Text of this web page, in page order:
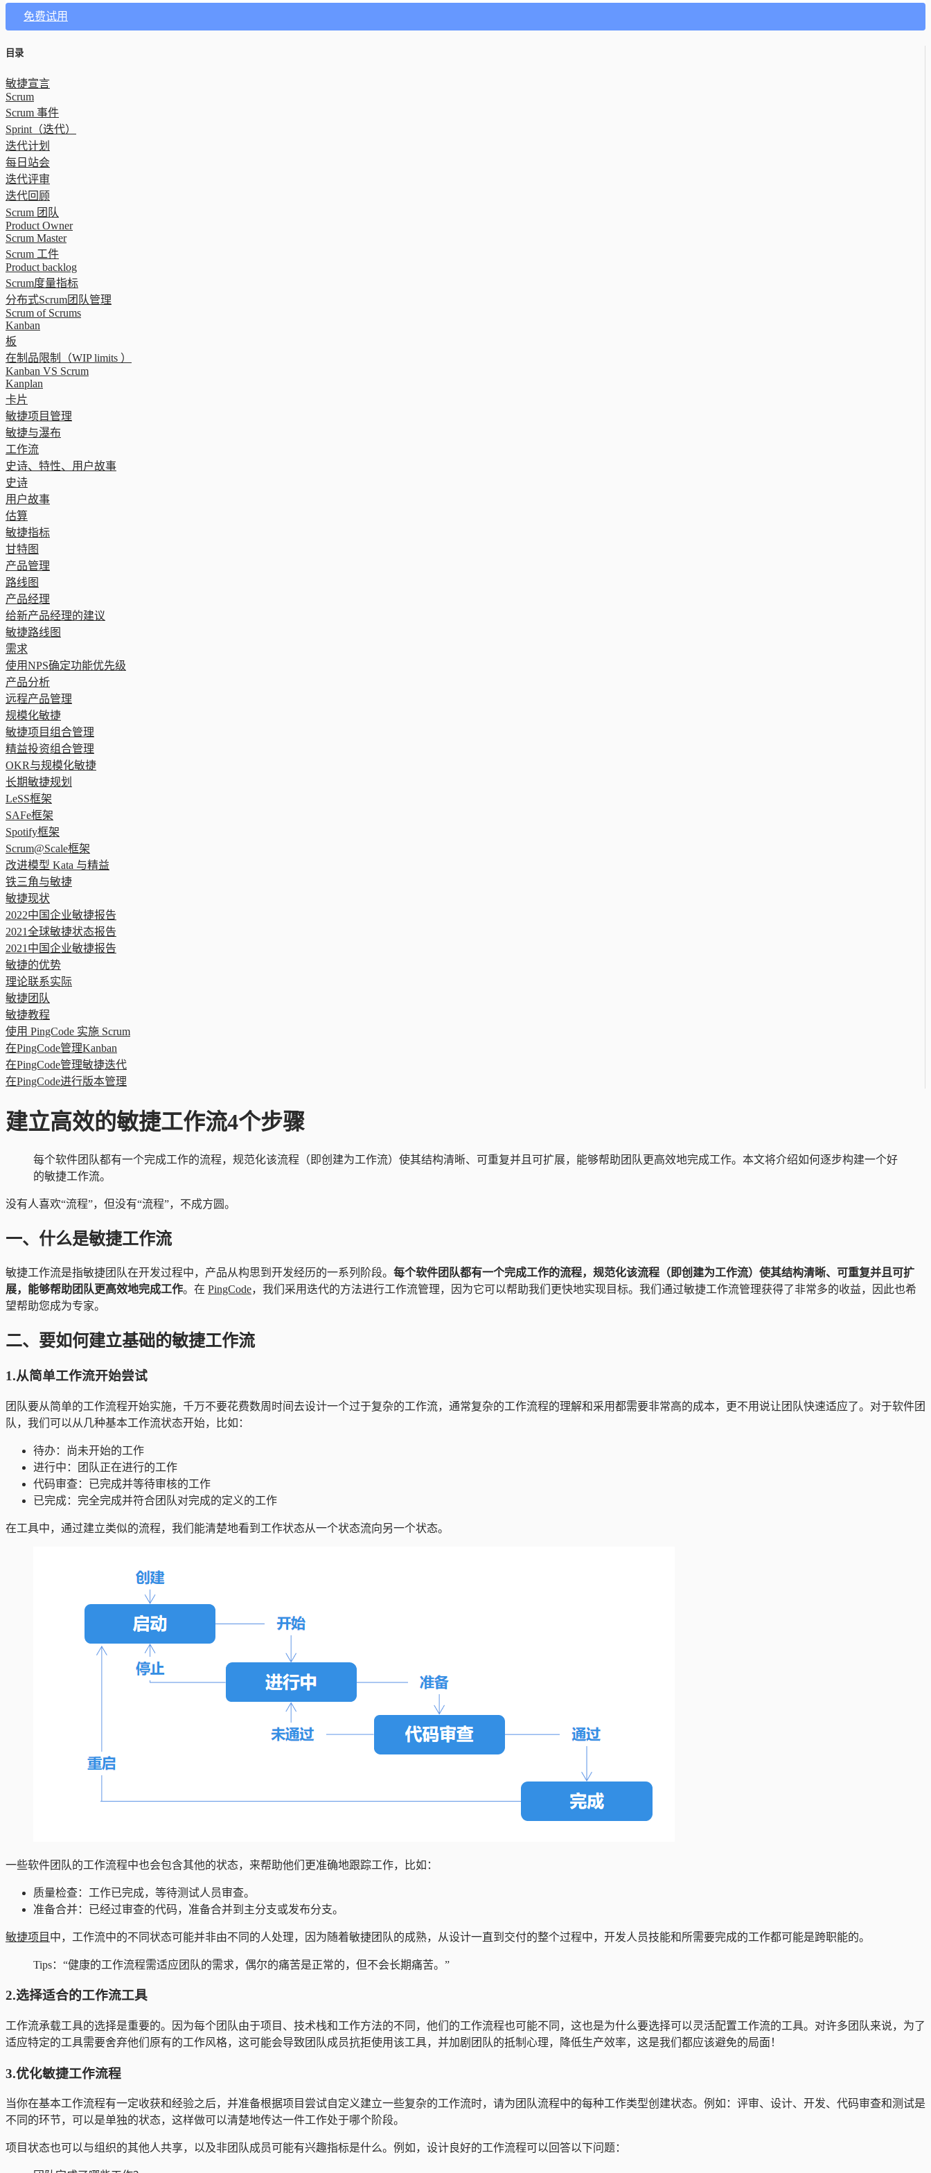
免费试用
目录
敏捷宣言
Scrum
Scrum 事件
Sprint（迭代）
迭代计划
每日站会
迭代评审
迭代回顾
Scrum 团队
Product Owner
Scrum Master
Scrum 工件
Product backlog
Scrum度量指标
分布式Scrum团队管理
Scrum of Scrums
Kanban
板
在制品限制（WIP limits ）
Kanban VS Scrum
Kanplan
卡片
敏捷项目管理
敏捷与瀑布
工作流
史诗、特性、用户故事
史诗
用户故事
估算
敏捷指标
甘特图
产品管理
路线图
产品经理
给新产品经理的建议
敏捷路线图
需求
使用NPS确定功能优先级
产品分析
远程产品管理
规模化敏捷
敏捷项目组合管理
精益投资组合管理
OKR与规模化敏捷
长期敏捷规划
LeSS框架
SAFe框架
Spotify框架
Scrum@Scale框架
改进模型 Kata 与精益
铁三角与敏捷
敏捷现状
2022中国企业敏捷报告
2021全球敏捷状态报告
2021中国企业敏捷报告
敏捷的优势
理论联系实际
敏捷团队
敏捷教程
使用 PingCode 实施 Scrum
在PingCode管理Kanban
在PingCode管理敏捷迭代
在PingCode进行版本管理
建立高效的敏捷工作流4个步骤
每个软件团队都有一个完成工作的流程，规范化该流程（即创建为工作流）使其结构清晰、可重复并且可扩展，能够帮助团队更高效地完成工作。本文将介绍如何逐步构建一个好
的敏捷工作流。
没有人喜欢“流程”，但没有“流程”，不成方圆。
一、什么是敏捷工作流
敏捷工作流是指敏捷团队在开发过程中，产品从构思到开发经历的一系列阶段。 每个软件团队都有一个完成工作的流程，规范化该流程（即创建为工作流）使其结构清晰、可重复并且可扩
展，能够帮助团队更高效地完成工作。在 PingCode，我们采用迭代的方法进行工作流管理，因为它可以帮助我们更快地实现目标。我们通过敏捷工作流管理获得了非常多的收益，因此也希
望帮助您成为专家。
二、要如何建立基础的敏捷工作流
1.从简单工作流开始尝试
团队要从简单的工作流程开始实施，千万不要花费数周时间去设计一个过于复杂的工作流，通常复杂的工作流程的理解和采用都需要非常高的成本，更不用说让团队快速适应了。对于软件团
队，我们可以从几种基本工作流状态开始，比如：
待办：尚未开始的工作
进行中：团队正在进行的工作
代码审查：已完成并等待审核的工作
已完成：完全完成并符合团队对完成的定义的工作
在工具中，通过建立类似的流程，我们能清楚地看到工作状态从一个状态流向另一个状态。
一些软件团队的工作流程中也会包含其他的状态，来帮助他们更准确地跟踪工作，比如：
质量检查：工作已完成，等待测试人员审查。
准备合并：已经过审查的代码，准备合并到主分支或发布分支。
敏捷项目 中，工作流中的不同状态可能并非由不同的人处理，因为随着敏捷团队的成熟，从设计一直到交付的整个过程中，开发人员技能和所需要完成的工作都可能是跨职能的。
Tips：“健康的工作流程需适应团队的需求，偶尔的痛苦是正常的，但不会长期痛苦。”
2.选择适合的工作流工具
工作流承载工具的选择是重要的。因为每个团队由于项目、技术栈和工作方法的不同，他们的工作流程也可能不同，这也是为什么要选择可以灵活配置工作流的工具。对许多团队来说，为了
适应特定的工具需要舍弃他们原有的工作风格，这可能会导致团队成员抗拒使用该工具，并加剧团队的抵制心理，降低生产效率，这是我们都应该避免的局面！
3.优化敏捷工作流程
当你在基本工作流程有一定收获和经验之后，并准备根据项目尝试自定义建立一些复杂的工作流时，请为团队流程中的每种工作类型创建状态。例如：评审、设计、开发、代码审查和测试是
不同的环节，可以是单独的状态，这样做可以清楚地传达一件工作处于哪个阶段。
项目状态也可以与组织的其他人共享，以及非团队成员可能有兴趣指标是什么。例如，设计良好的工作流程可以回答以下问题：